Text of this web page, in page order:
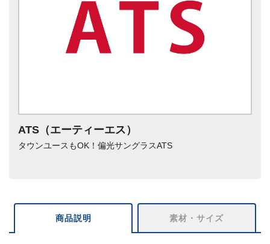
ATS（エーティーエス）
タウンユースもOK！偏光サングラスATS
商品説明 素材・サイズ